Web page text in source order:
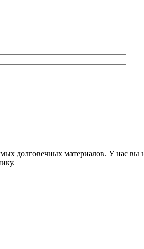
долговечных материалов. У нас вы